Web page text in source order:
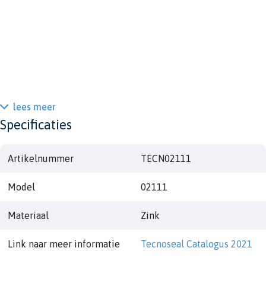
lees meer
Specificaties
Artikelnummer TECN02111
Model 02111
Materiaal Zink
Link naar meer informatie Tecnoseal Catalogus 2021